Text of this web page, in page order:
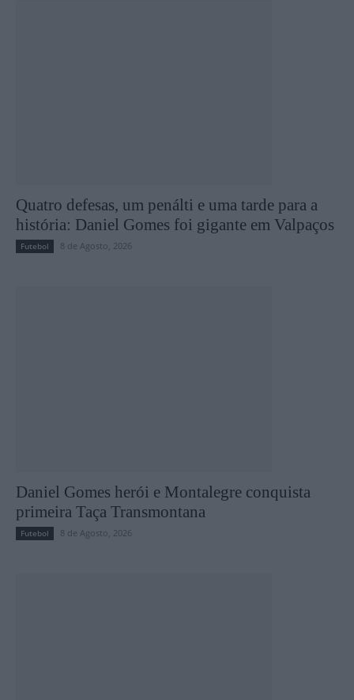
Quatro defesas, um penálti e uma tarde para a
história: Daniel Gomes foi gigante em Valpaços
Futebol 8 de Agosto, 2026
Daniel Gomes herói e Montalegre conquista
primeira Taça Transmontana
Futebol 8 de Agosto, 2026